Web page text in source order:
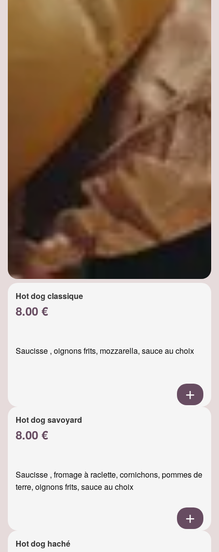
Hot dog classique
8.00 €
Saucisse , oignons frits, mozzarella, sauce au choix
Hot dog savoyard
8.00 €
Saucisse , fromage à raclette, cornichons, pommes de
terre, oignons frits, sauce au choix
Hot dog haché